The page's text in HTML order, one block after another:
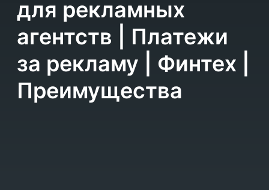
для рекламных
агентств | Платежи
за рекламу | Финтех |
Преимущества